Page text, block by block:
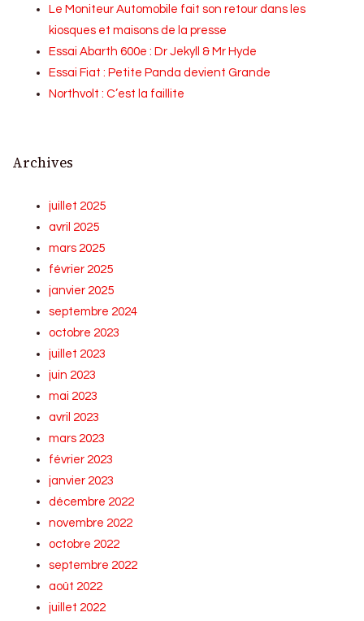
Le Moniteur Automobile fait son retour dans les
kiosques et maisons de la presse
Essai Abarth 600e : Dr Jekyll & Mr Hyde
Essai Fiat : Petite Panda devient Grande
Northvolt : C’est la faillite
Archives
juillet 2025
avril 2025
mars 2025
février 2025
janvier 2025
septembre 2024
octobre 2023
juillet 2023
juin 2023
mai 2023
avril 2023
mars 2023
février 2023
janvier 2023
décembre 2022
novembre 2022
octobre 2022
septembre 2022
août 2022
juillet 2022